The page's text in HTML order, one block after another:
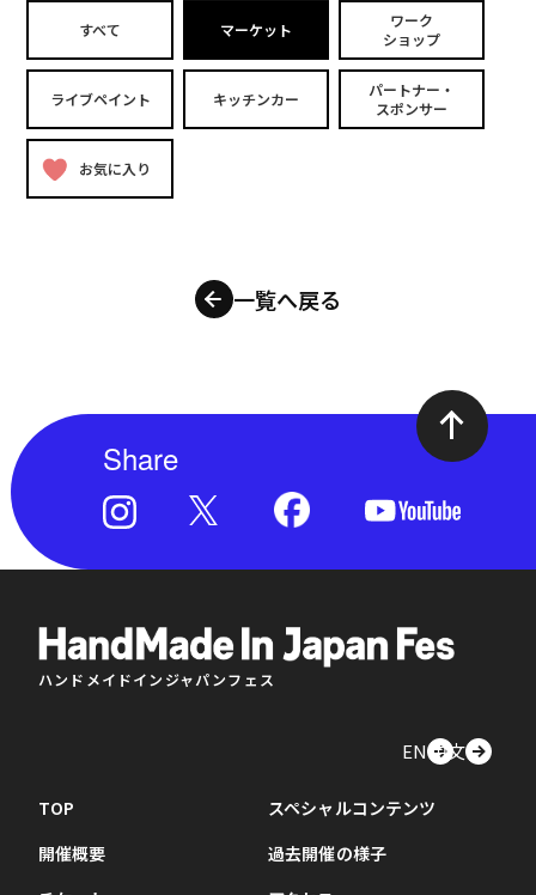
すべて マーケット
ワーク
ショップ
ライブペイント キッチンカー
パートナー・
スポンサー
お気に入り
一覧へ戻る
Share
ハンドメイドインジャパンフェス
EN中文
TOP
開催概要
スペシャルコンテンツ
過去開催の様子